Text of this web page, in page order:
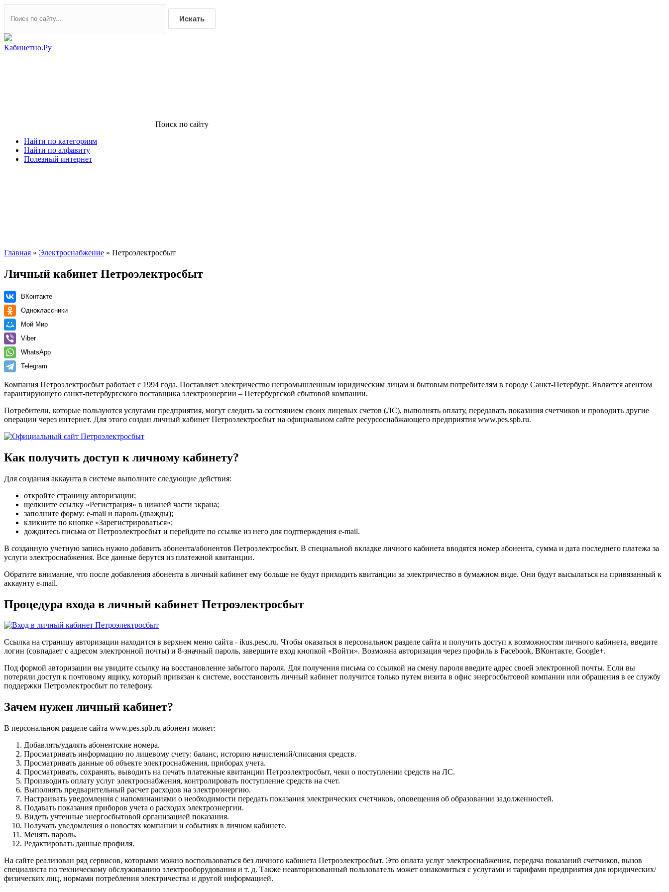
Искать
Кабинетно.Ру
Поиск по сайту
Найти по категориям
Найти по алфавиту
Полезный интернет
Главная » Электроснабжение » Петроэлектросбыт
Личный кабинет Петроэлектросбыт
ВКонтакте
Одноклассники
Мой Мир
Viber
WhatsApp
Telegram
Компания Петроэлектросбыт работает с 1994 года. Поставляет электричество непромышленным юридическим лицам и бытовым потребителям в городе Санкт-Петербург. Является агентом
гарантирующего санкт-петербургского поставщика электроэнергии – Петербургской сбытовой компании.
Потребители, которые пользуются услугами предприятия, могут следить за состоянием своих лицевых счетов (ЛС), выполнять оплату, передавать показания счетчиков и проводить другие
операции через интернет. Для этого создан личный кабинет Петроэлектросбыт на официальном сайте ресурсоснабжающего предприятия www.pes.spb.ru.
Как получить доступ к личному кабинету?
Для создания аккаунта в системе выполните следующие действия:
откройте страницу авторизации;
щелкните ссылку «Регистрация» в нижней части экрана;
заполните форму: e-mail и пароль (дважды);
кликните по кнопке «Зарегистрироваться»;
дождитесь письма от Петроэлектросбыт и перейдите по ссылке из него для подтверждения e-mail.
В созданную учетную запись нужно добавить абонента/абонентов Петроэлектросбыт. В специальной вкладке личного кабинета вводятся номер абонента, сумма и дата последнего платежа за
услуги электроснабжения. Все данные берутся из платежной квитанции.
Обратите внимание, что после добавления абонента в личный кабинет ему больше не будут приходить квитанции за электричество в бумажном виде. Они будут высылаться на привязанный к
аккаунту e-mail.
Процедура входа в личный кабинет Петроэлектросбыт
Ссылка на страницу авторизации находится в верхнем меню сайта - ikus.pesc.ru. Чтобы оказаться в персональном разделе сайта и получить доступ к возможностям личного кабинета, введите
логин (совпадает с адресом электронной почты) и 8-значный пароль, завершите вход кнопкой «Войти». Возможна авторизация через профиль в Facebook, ВКонтакте, Google+.
Под формой авторизации вы увидите ссылку на восстановление забытого пароля. Для получения письма со ссылкой на смену пароля введите адрес своей электронной почты. Если вы
потеряли доступ к почтовому ящику, который привязан к системе, восстановить личный кабинет получится только путем визита в офис энергосбытовой компании или обращения в ее службу
поддержки Петроэлектросбыт по телефону.
Зачем нужен личный кабинет?
В персональном разделе сайта www.pes.spb.ru абонент может:
Добавлять/удалять абонентские номера.
Просматривать информацию по лицевому счету: баланс, историю начислений/списания средств.
Просматривать данные об объекте электроснабжения, приборах учета.
Просматривать, сохранять, выводить на печать платежные квитанции Петроэлектросбыт, чеки о поступлении средств на ЛС.
Производить оплату услуг электроснабжения, контролировать поступление средств на счет.
Выполнять предварительный расчет расходов на электроэнергию.
Настраивать уведомления с напоминаниями о необходимости передать показания электрических счетчиков, оповещения об образовании задолженностей.
Подавать показания приборов учета о расходах электроэнергии.
Видеть учтенные энергосбытовой организацией показания.
Получать уведомления о новостях компании и событиях в личном кабинете.
Менять пароль.
Редактировать данные профиля.
На сайте реализован ряд сервисов, которыми можно воспользоваться без личного кабинета Петроэлектросбыт. Это оплата услуг электроснабжения, передача показаний счетчиков, вызов
специалиста по техническому обслуживанию электрооборудования и т. д. Также неавторизованный пользователь может ознакомиться с услугами и тарифами предприятия для юридических/
физических лиц, нормами потребления электричества и другой информацией.